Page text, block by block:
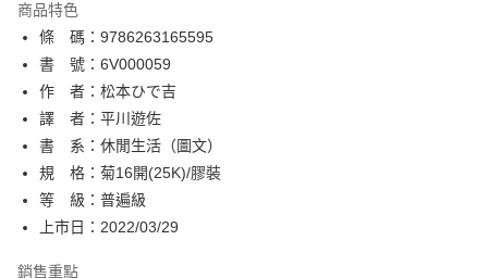
相關說明
【關於「AFTEE先享後付」】
AFTEE先享後付是「在收到商品之後才付款」的支付方式。 讓您購物簡單
便利好安心！
１．簡單：不需註冊會員、不需綁卡、不需儲值。
２．便利：只要手機號碼，簡訊認證，即可結帳。
３．安心：先確認商品／服務後，再付款。
【「AFTEE先享後付」結帳流程】
１．於結帳方式選擇「AFTEE先享後付」後，將跳轉至「AFTEE先享後付」
結帳頁面，進行簡訊認證並確認金額後，即可完成結帳。
２．訂單成立數日內，您將收到繳費通知簡訊。
ATM付款
運送方式
全家取貨付款
每筆NT$80，滿NT$500(含以上)免運費
付款後全家取貨
商品特色
條 碼：9786263165595
書 號：6V000059
作 者：松本ひで吉
譯 者：平川遊佐
書 系：休閒生活（圖文）
規 格：菊16開(25K)/膠裝
等 級：普遍級
上市日：2022/03/29
銷售重點